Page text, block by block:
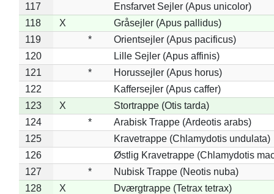
117
Ensfarvet Sejler (Apus unicolor)
118
X
Gråsejler (Apus pallidus)
119
*
Orientsejler (Apus pacificus)
120
Lille Sejler (Apus affinis)
121
*
Horussejler (Apus horus)
122
Kaffersejler (Apus caffer)
123
X
Stortrappe (Otis tarda)
124
*
Arabisk Trappe (Ardeotis arabs)
125
Kravetrappe (Chlamydotis undulata)
126
Østlig Kravetrappe (Chlamydotis
127
*
Nubisk Trappe (Neotis nuba)
128
X
Dværgtrappe (Tetrax tetrax)